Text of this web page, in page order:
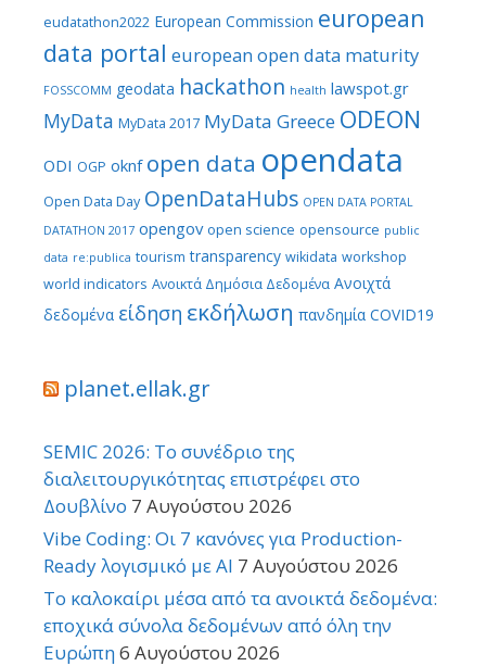
eudatathon2022 European Commission european
data portal european open data maturity
FOSSCOMM geodata hackathon health lawspot.gr
MyData MyData 2017 MyData Greece ODEON
ODI OGP oknf open data opendata
Open Data Day OpenDataHubs OPEN DATA PORTAL
DATATHON 2017 opengov open science opensource public
data re:publica tourism transparency wikidata workshop
world indicators Ανοικτά Δημόσια Δεδομένα Ανοιχτά
δεδομένα είδηση εκδήλωση πανδημία COVID19
planet.ellak.gr
SEMIC 2026: Το συνέδριο της
διαλειτουργικότητας επιστρέφει στο
Δουβλίνο 7 Αυγούστου 2026
Vibe Coding: Οι 7 κανόνες για Production-
Ready λογισμικό με AI 7 Αυγούστου 2026
Το καλοκαίρι μέσα από τα ανοικτά δεδομένα:
εποχικά σύνολα δεδομένων από όλη την
Ευρώπη6 Αυγούστου 2026